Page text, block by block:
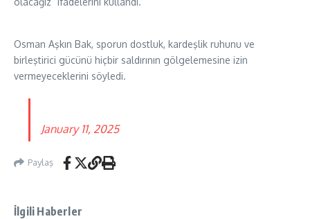
Osman Aşkın Bak, sporun dostluk, kardeşlik ruhunu ve
birleştirici gücünü hiçbir saldırının gölgelemesine izin
vermeyeceklerini söyledi.
January 11, 2025
Paylaş
İlgili Haberler